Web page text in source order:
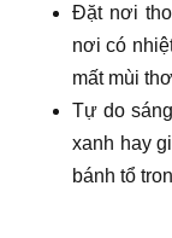
Đặt nơi
nơi có
mất mùi
Tự do
xanh hay
bánh tổ